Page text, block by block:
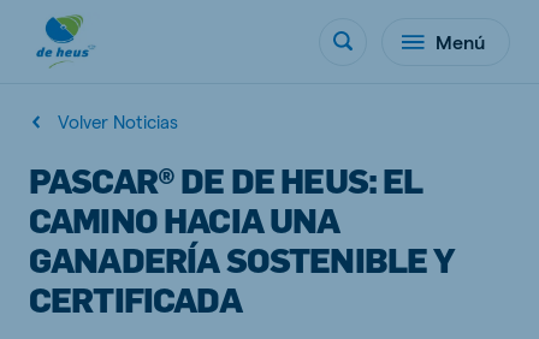
Menú
Volver Noticias
PASCAR® DE DE HEUS: EL
CAMINO HACIA UNA
GANADERÍA SOSTENIBLE Y
CERTIFICADA